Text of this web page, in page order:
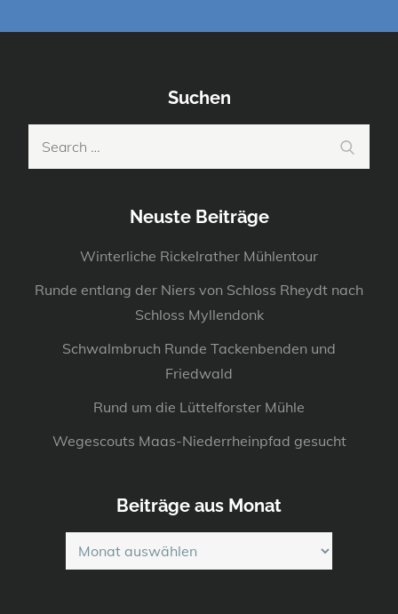
Suchen
Neuste Beiträge
Winterliche Rickelrather Mühlentour
Runde entlang der Niers von Schloss Rheydt nach
Schloss Myllendonk
Schwalmbruch Runde Tackenbenden und
Friedwald
Rund um die Lüttelforster Mühle
Wegescouts Maas-Niederrheinpfad gesucht
Beiträge aus Monat
Beiträge
aus